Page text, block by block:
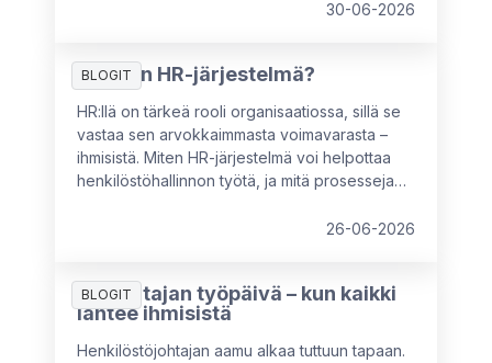
kohtaa moni HR-ammattilainen alkaa miettiä:
30-06-2026
BLOGIT
Mikä on HR-järjestelmä?
HR:llä on tärkeä rooli organisaatiossa, sillä se
vastaa sen arvokkaimmasta voimavarasta –
ihmisistä. Miten HR-järjestelmä voi helpottaa
henkilöstöhallinnon työtä, ja mitä prosesseja
26-06-2026
BLOGIT
HR-johtajan työpäivä – kun kaikki
lähtee ihmisistä
Henkilöstöjohtajan aamu alkaa tuttuun tapaan.